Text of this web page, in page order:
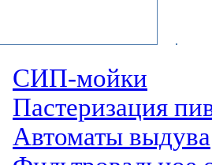
СИП-мойки
Пастеризация
Автоматы выдува